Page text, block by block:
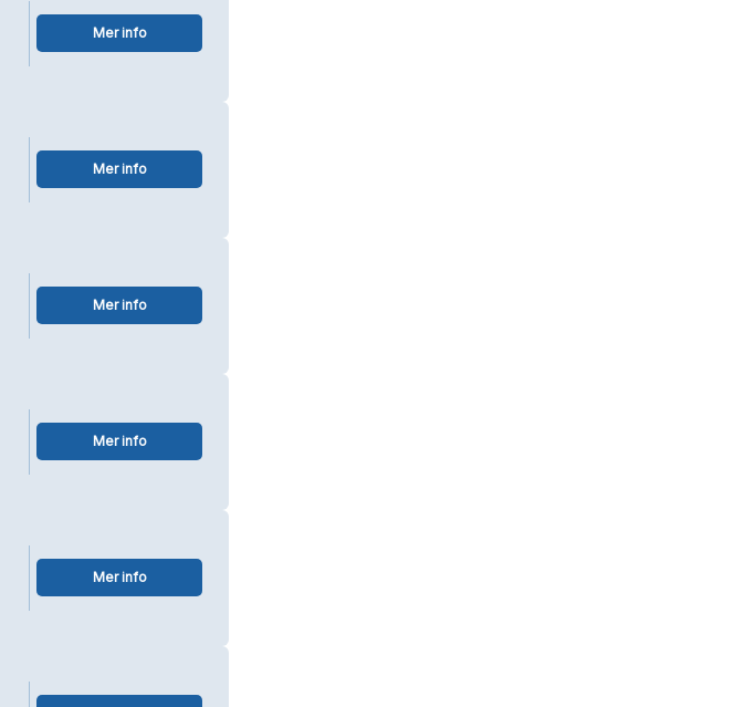
Mer info
Mer info
Mer info
Mer info
Mer info